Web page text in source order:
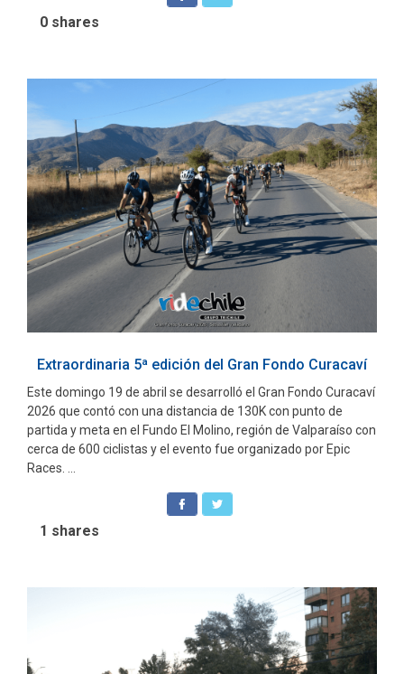
0 shares
Extraordinaria 5ª edición del Gran Fondo Curacaví
Este domingo 19 de abril se desarrolló el Gran Fondo Curacaví
2026 que contó con una distancia de 130K con punto de
partida y meta en el Fundo El Molino, región de Valparaíso con
cerca de 600 ciclistas y el evento fue organizado por Epic
Races. ...
1 shares